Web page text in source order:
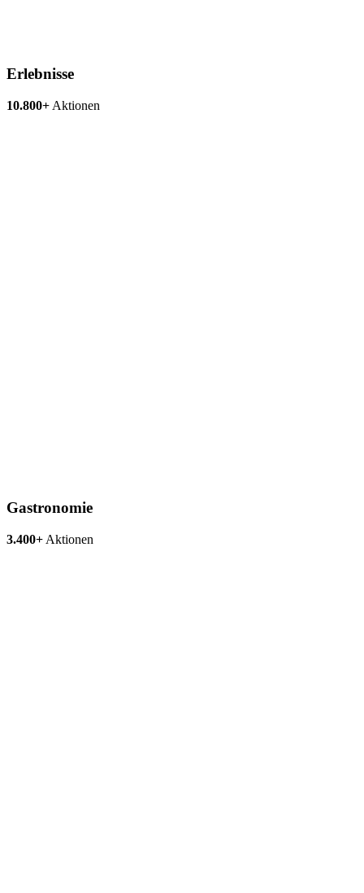
Erlebnisse
10.800+ Aktionen
Gastronomie
3.400+ Aktionen